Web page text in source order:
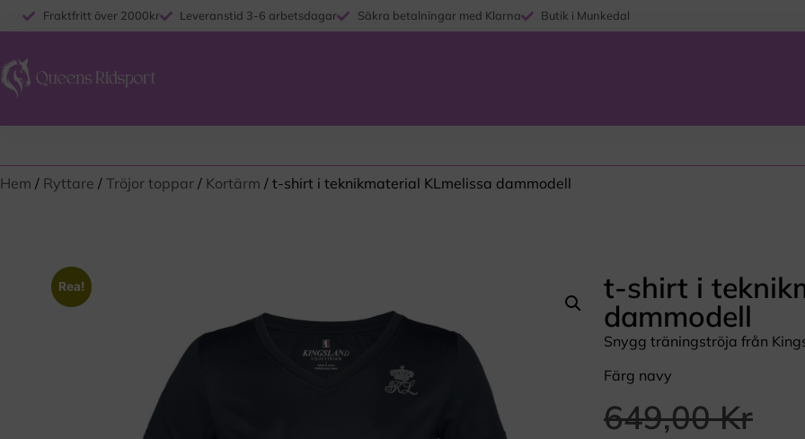
Fraktfritt över 2000kr Leveranstid 3-6 arbetsdagar Säkra betalningar med Klarna Butik i Munkedal
Hem / Ryttare / Tröjor toppar / Kortärm / t-shirt i teknikmaterial KLmelissa dammodell
t-shirt i
dammodell
Snygg träningströja från
Färg navy
649,00Kr
Rea!